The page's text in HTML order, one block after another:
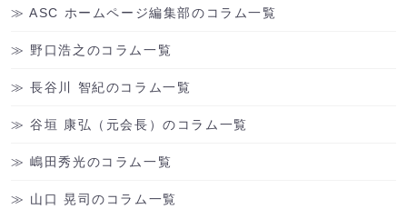
ASC ホームページ編集部のコラム一覧
野口浩之のコラム一覧
長谷川 智紀のコラム一覧
谷垣 康弘（元会長）のコラム一覧
嶋田秀光のコラム一覧
山口 晃司のコラム一覧